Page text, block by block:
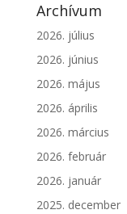
Archívum
2026. július
2026. június
2026. május
2026. április
2026. március
2026. február
2026. január
2025. december